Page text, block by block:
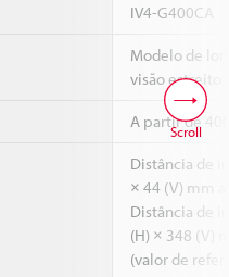
IV4-G400CA
Modelo de
visão estreito
A partir de
Distância de
× 44 (V) mm
Distância de
(H) × 348 (V)
(valor de
Scroll